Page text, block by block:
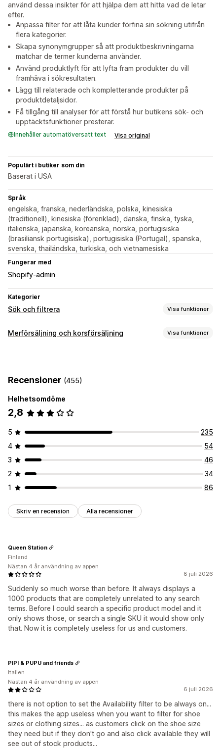
använd dessa insikter för att hjälpa dem att hitta vad de letar
efter.
Anpassa filter för att låta kunder förfina sin sökning utifrån
flera kategorier.
Skapa synonymgrupper så att produktbeskrivningarna
matchar de termer kunderna använder.
Använd produktlyft för att lyfta fram produkter du vill
framhäva i sökresultaten.
Lägg till relaterade och kompletterande produkter på
produktdetaljsidor.
Få tillgång till analyser för att förstå hur butikens sök- och
upptäcktsfunktioner presterar.
Innehåller automatöversatt text Visa original
Populärt i butiker som din
Baserat i USA
Språk
engelska, franska, nederländska, polska, kinesiska
(traditionell), kinesiska (förenklad), danska, finska, tyska,
italienska, japanska, koreanska, norska, portugisiska
(brasiliansk portugisiska), portugisiska (Portugal), spanska,
svenska, thailändska, turkiska, och vietnamesiska
Fungerar med
Shopify-admin
Kategorier
Sök och filtrera Visa funktioner
Sökfunktioner
Produktboost
Flera filter
Visningsanpassning
Visning av filter Anpassade filter
Analysverktyg
Konverteringsspårning Anpassade instrumentpaneler
Beteendeinsikter Sökfrågor
Merförsäljning och korsförsäljning Visa funktioner
Klickfrekvenser
Rekommendation om prestanda
Recensioner (455)
Helhetsomdöme
2,8
5
235
4
54
3
46
2
34
1
86
Skriv en recension Alla recensioner
8 juli 2026
Suddenly so much worse than before. It always displays a
1000 products that are completely unrelated to any search
terms. Before I could search a specific product model and it
only shows those, or search a single SKU it would show only
that. Now it is completely useless for us and customers.
Queen Station
Finland
Nästan 4 år användning av appen
6 juli 2026
there is not option to set the Availability filter to be always on...
this makes the app useless when you want to filter for shoe
sizes or clothing sizes... as customers click on the shoe size
they need but if they don't go and also click available they will
see out of stock products...
PIPI & PUPU and friends
Italien
Nästan 4 år användning av appen